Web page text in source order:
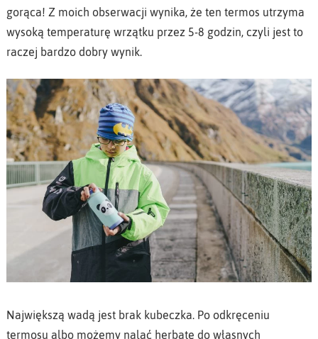
gorąca! Z moich obserwacji wynika, że ten termos utrzyma
wysoką temperaturę wrzątku przez 5-8 godzin, czyli jest to
raczej bardzo dobry wynik.
Największą wadą jest brak kubeczka. Po odkręceniu
termosu albo możemy nalać herbatę do własnych